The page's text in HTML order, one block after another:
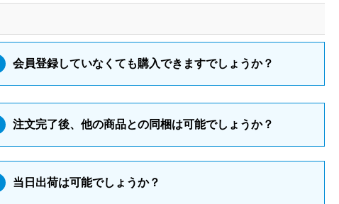
会員登録していなくても購入できますでしょうか？
注文完了後、他の商品との同梱は可能でしょうか？
当日出荷は可能でしょうか？